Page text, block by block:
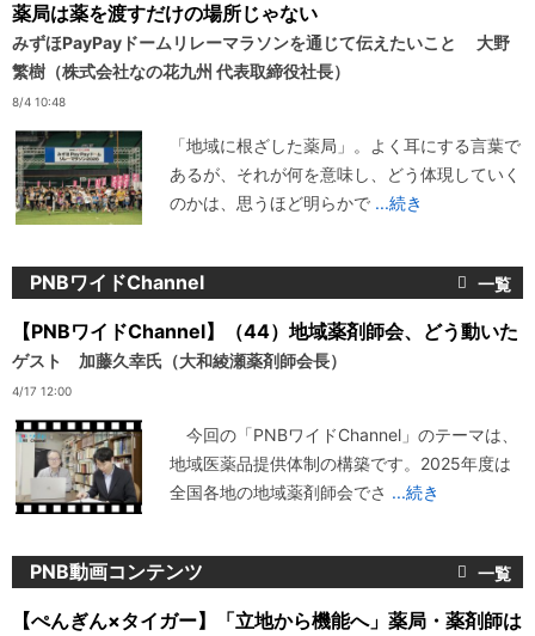
薬局は薬を渡すだけの場所じゃない
みずほPayPayドームリレーマラソンを通じて伝えたいこと 大野
繁樹（株式会社なの花九州 代表取締役社長）
8/4 10:48
「地域に根ざした薬局」。よく耳にする言葉で
あるが、それが何を意味し、どう体現していく
のかは、思うほど明らかで ...続き
PNBワイドChannel
【PNBワイドChannel】（44）地域薬剤師会、どう動いた
ゲスト 加藤久幸氏（大和綾瀬薬剤師会長）
4/17 12:00
今回の「PNBワイドChannel」のテーマは、
地域医薬品提供体制の構築です。2025年度は
全国各地の地域薬剤師会でさ ...続き
PNB動画コンテンツ
【ぺんぎん×タイガー】「立地から機能へ」薬局・薬剤師は